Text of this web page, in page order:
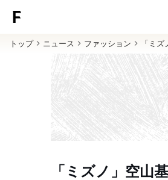
トップ ニュース ファッション 「ミ
「ミズノ」空山